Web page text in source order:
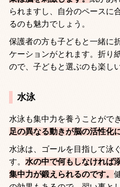
られますし、自分のペースに
るのも魅力でしょう。
保護者の方も子どもと一緒に
ケーションがとれます。折り
ので、子どもと選ぶのも楽し
水泳
水泳も集中力を養うことがで
足の異なる動きが脳の活性化
水泳は、ゴールを目指して泳
す。 水の中で何もしなければ
集中力が鍛えられるのです。